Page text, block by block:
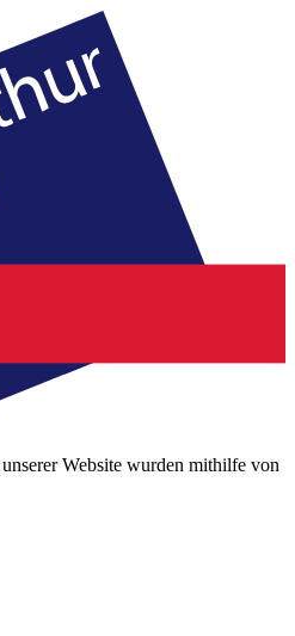
Website wurden mithilfe von